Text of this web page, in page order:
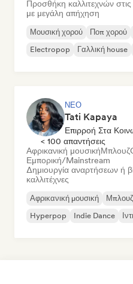
Προσθήκη καλλιτεχνών
με μεγάλη απήχηση
Μουσική χορού Ποπ χορού
Electropop
Γαλλική house
ΝΈΟ
Tati Kapaya
Επιρροή Στα
< 100 απαντήσεις
Αφρικανική μουσικήΜπλουζ
Εμπορική/Mainstream
Δημιουργία αναρτήσεων ή
καλλιτέχνες
Αφρικανική μουσική Μπλουζ
Hyperpop
Indie Dance